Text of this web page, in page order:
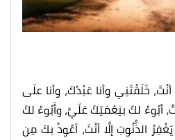
أنْتَ، خَلَقْتَنِي وأنا عَبْدُكَ، وأنا علَى
لكَ بنِعْمَتِكَ عَلَيَّ، وأَبُوءُ لكَ
الذُّنُوبَ إلَّا أنْتَ، أعُوذُ بكَ مِن